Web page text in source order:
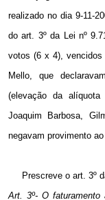
realizado no dia 9-11-
do art. 3º da Lei nº
votos (6 x 4),
Mello, que
(elevação da
Joaquim Barbosa,
negavam provimento
Prescreve o art. 3º
Art. 3º- O